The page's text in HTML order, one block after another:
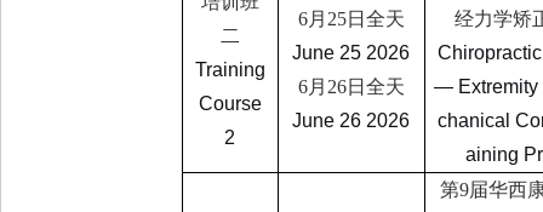
二
Training
Course
2
6月 25日全天
June 25 2026
6月 26日全天
June 26 2026
经力学矫
— Extremity
chanical
aining
第9届华西